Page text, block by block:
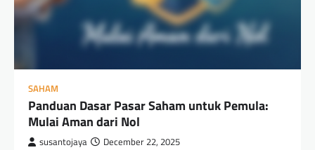
SAHAM
Panduan Dasar Pasar Saham untuk Pemula:
Mulai Aman dari Nol
susantojaya December 22, 2025